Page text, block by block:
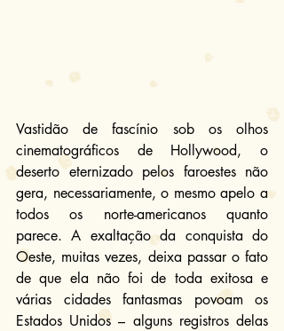
Vastidão de fascínio sob os olhos
cinematográficos de Hollywood, o
deserto eternizado pelos faroestes não
gera, necessariamente, o mesmo apelo a
todos os norte-americanos quanto
parece. A exaltação da conquista do
Oeste, muitas vezes, deixa passar o fato
de que ela não foi de toda exitosa e
várias cidades fantasmas povoam os
Estados Unidos – alguns registros delas